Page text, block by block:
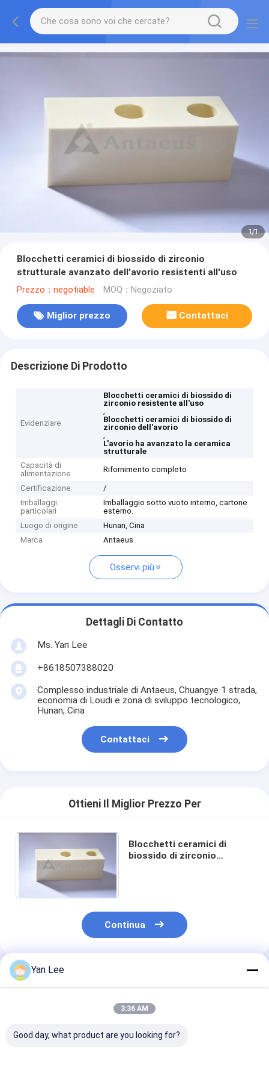
1/1
Blocchetti ceramici di biossido di zirconio
strutturale avanzato dell'avorio resistenti all'uso
Prezzo：negotiable MOQ：Negoziato
Miglior prezzo Contattaci
Descrizione Di Prodotto
Evidenziare
Blocchetti ceramici di biossido di
zirconio resistente all'uso
,
Blocchetti ceramici di biossido di
zirconio dell'avorio
,
L'avorio ha avanzato la ceramica
strutturale
Capacità di
alimentazione
Rifornimento completo
Certificazione
/
Imballaggi
particolari
Imballaggio sotto vuoto interno, cartone
esterno.
Luogo di origine
Hunan, Cina
Marca
Antaeus
Osservi più
Dettagli Di Contatto
Ms. Yan Lee
+8618507388020
Complesso industriale di Antaeus, Chuangye 1 strada,
economia di Loudi e zona di sviluppo tecnologico,
Hunan, Cina
Contattaci
Ottieni Il Miglior Prezzo Per
Blocchetti ceramici di
biossido di zirconio
Continua
Prodotti Raccomandati
Yan Lee
3:36 AM
Good day, what product are you looking for?